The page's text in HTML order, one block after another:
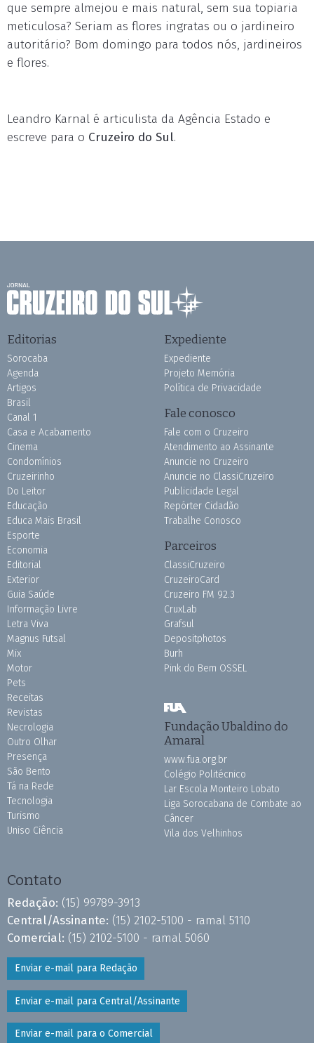
que sempre almejou e mais natural, sem sua topiaria
meticulosa? Seriam as flores ingratas ou o jardineiro
autoritário? Bom domingo para todos nós, jardineiros
e flores.
Leandro Karnal é articulista da Agência Estado e
escreve para o Cruzeiro do Sul.
Editorias
Sorocaba
Agenda
Artigos
Brasil
Canal 1
Casa e Acabamento
Cinema
Condomínios
Cruzeirinho
Do Leitor
Educação
Educa Mais Brasil
Esporte
Economia
Editorial
Exterior
Guia Saúde
Informação Livre
Letra Viva
Magnus Futsal
Mix
Motor
Pets
Receitas
Revistas
Necrologia
Outro Olhar
Presença
São Bento
Tá na Rede
Tecnologia
Turismo
Uniso Ciência
Expediente
Expediente
Projeto Memória
Política de Privacidade
Fale conosco
Fale com o Cruzeiro
Atendimento ao Assinante
Anuncie no Cruzeiro
Anuncie no ClassiCruzeiro
Publicidade Legal
Repórter Cidadão
Trabalhe Conosco
Parceiros
ClassiCruzeiro
CruzeiroCard
Cruzeiro FM 92.3
CruxLab
Grafsul
Depositphotos
Burh
Pink do Bem OSSEL
Fundação Ubaldino do
Amaral
www.fua.org.br
Colégio Politécnico
Lar Escola Monteiro Lobato
Liga Sorocabana de Combate ao
Câncer
Vila dos Velhinhos
Contato
Redação: (15) 99789-3913
Central/Assinante: (15) 2102-5100 - ramal 5110
Comercial: (15) 2102-5100 - ramal 5060
Enviar e-mail para Redação
Enviar e-mail para Central/Assinante
Enviar e-mail para o Comercial